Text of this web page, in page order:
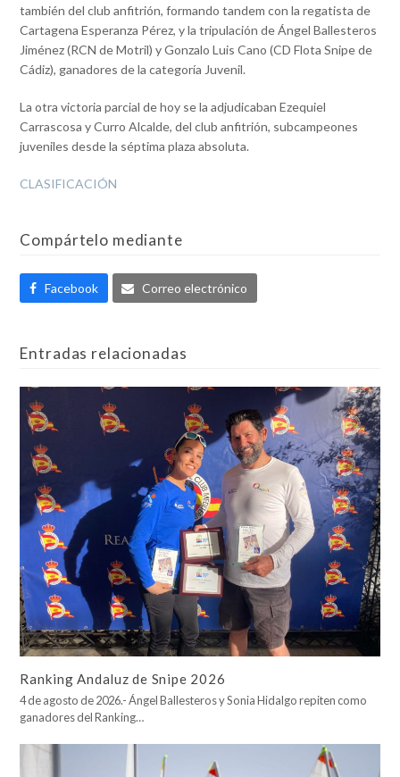
también del club anfitrión, formando tandem con la regatista de
Cartagena Esperanza Pérez, y la tripulación de Ángel Ballesteros
Jiménez (RCN de Motril) y Gonzalo Luis Cano (CD Flota Snipe de
Cádiz), ganadores de la categoría Juvenil.
La otra victoria parcial de hoy se la adjudicaban Ezequiel
Carrascosa y Curro Alcalde, del club anfitrión, subcampeones
juveniles desde la séptima plaza absoluta.
CLASIFICACIÓN
Compártelo mediante
Facebook Correo electrónico
Entradas relacionadas
Ranking Andaluz de Snipe 2026
4 de agosto de 2026.- Ángel Ballesteros y Sonia Hidalgo repiten como
ganadores del Ranking…